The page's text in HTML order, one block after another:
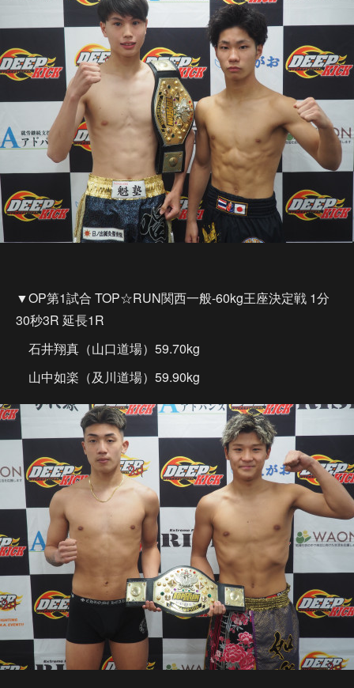
▼OP第1試合 TOP☆RUN関西一般-60kg王座決定戦 1分
30秒3R 延長1R
石井翔真（山口道場）59.70kg
山中如楽（及川道場）59.90kg